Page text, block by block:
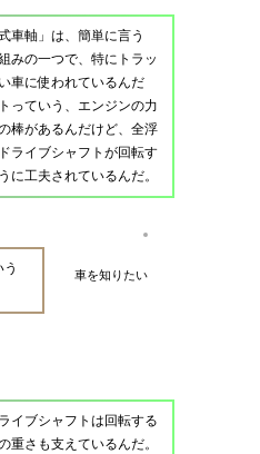
車軸」は、簡単に言う
みの一つで、特にトラッ
車に使われているんだ
っていう、エンジンの力
棒があるんだけど、全浮
ライブシャフトが回転す
に工夫されているんだ。
車を知りたい
イブシャフトは回転する
重さも支えているんだ。